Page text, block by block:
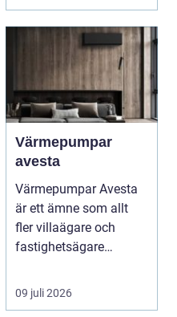
Värmepumpar
avesta
Värmepumpar Avesta
är ett ämne som allt
fler villaägare och
fastighetsägare
09 juli 2026